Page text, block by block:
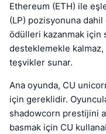
Ethereum (ETH) ile
(LP) pozisyonuna
ödülleri kazanmak için
desteklemekle kalmaz,
teşvikler sunar.
Ana oyunda, CU
için gereklidir.
shadowcorn prestijini
basmak için CU